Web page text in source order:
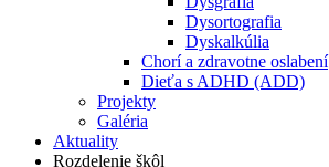
Dysortografia
Dyskalkúlia
Chorí a zdravotne oslabení
Dieťa s ADHD (ADD)
Projekty
Galéria
Aktuality
Rozdelenie škôl